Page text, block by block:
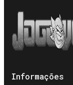
Informações